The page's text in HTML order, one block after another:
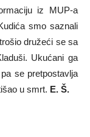
iz MUP-a
smo saznali
družeći se sa
Ukućani ga
se pretpostavlja
u smrt. E. Š.